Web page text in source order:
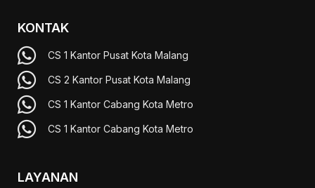
KONTAK
CS 1 Kantor Pusat Kota Malang
CS 2 Kantor Pusat Kota Malang
CS 1 Kantor Cabang Kota Metro
CS 1 Kantor Cabang Kota Metro
LAYANAN